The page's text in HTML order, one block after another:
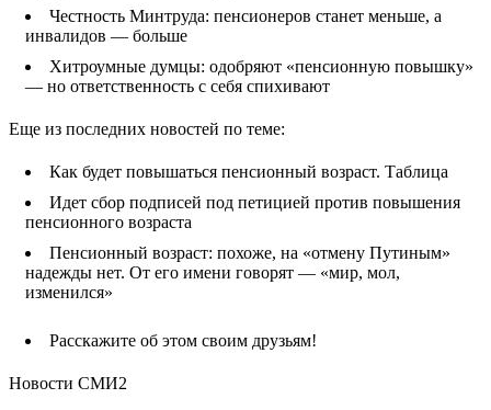
Честность Минтруда: пенсионеров станет меньше, а
инвалидов — больше
Хитроумные думцы: одобряют «пенсионную повышку»
— но ответственность с себя спихивают
Еще из последних новостей по теме:
Как будет повышаться пенсионный возраст. Таблица
Идет сбор подписей под петицией против повышения
пенсионного возраста
Пенсионный возраст: похоже, на «отмену Путиным»
надежды нет. От его имени говорят — «мир, мол,
изменился»
Расскажите об этом своим друзьям!
Новости СМИ2